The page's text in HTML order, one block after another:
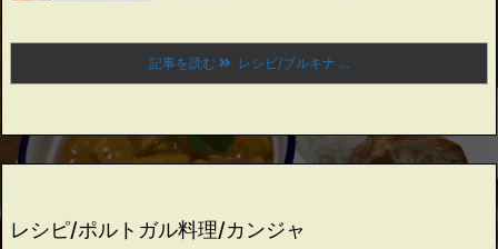
記事を読む レシピ/ブルキナ ...
レシピ/ポルトガル料理/カンジャ